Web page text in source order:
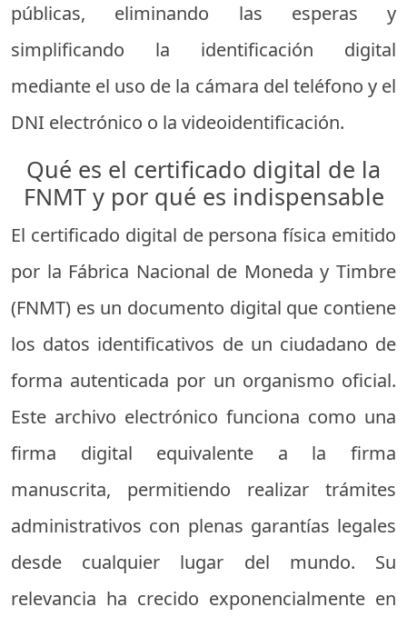
públicas, eliminando las esperas y
simplificando la identificación digital
mediante el uso de la cámara del teléfono y el
DNI electrónico o la videoidentificación.
Qué es el certificado digital de la
FNMT y por qué es indispensable
El certificado digital de persona física emitido
por la Fábrica Nacional de Moneda y Timbre
(FNMT) es un documento digital que contiene
los datos identificativos de un ciudadano de
forma autenticada por un organismo oficial.
Este archivo electrónico funciona como una
firma digital equivalente a la firma
manuscrita, permitiendo realizar trámites
administrativos con plenas garantías legales
desde cualquier lugar del mundo. Su
relevancia ha crecido exponencialmente en